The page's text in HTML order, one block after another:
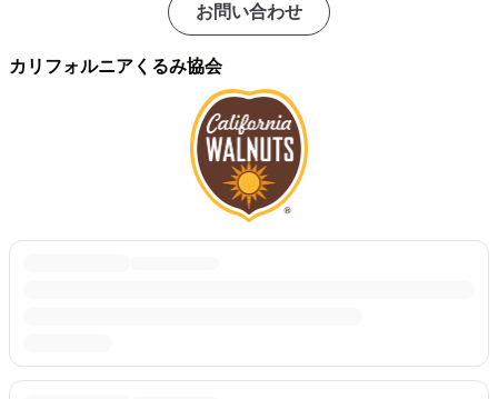
お問い合わせ
カリフォルニアくるみ協会